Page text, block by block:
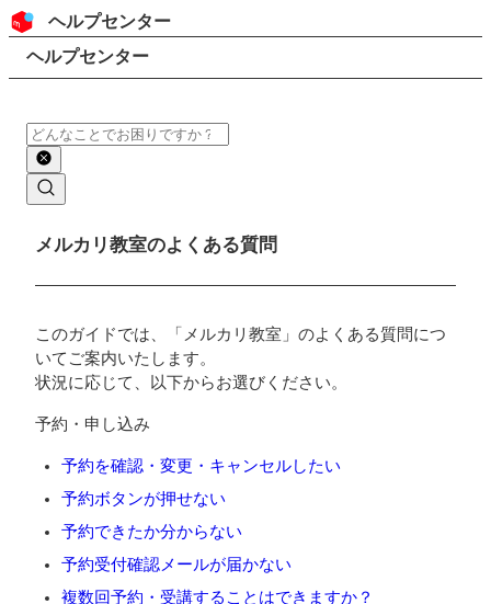
コンテンツにスキップ
ヘッダー
ヘルプセンター
検索
パンくずリスト
ヘルプセンター
検索
メインコンテンツ
メルカリ教室のよくある質問
このガイドでは、「メルカリ教室」のよくある質問につ
いてご案内いたします。
状況に応じて、以下からお選びください。
予約・申し込み
予約を確認・変更・キャンセルしたい
予約ボタンが押せない
予約できたか分からない
予約受付確認メールが届かない
複数回予約・受講することはできますか？